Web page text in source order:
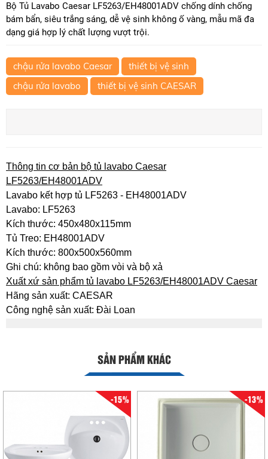
Bộ Tủ Lavabo Caesar LF5263/EH48001ADV chống dính chống
bám bẩn, siêu trắng sáng, dễ vệ sinh không ố vàng, mẫu mã đa
dạng giá hợp lý chất lượng vượt trội.
chậu rửa lavabo Caesar
thiết bị vệ sinh
chậu rửa lavabo
thiết bị vệ sinh CAESAR
Thông tin cơ bản bộ tủ lavabo Caesar
LF5263/EH48001ADV
Lavabo kết hợp tủ LF5263 - EH48001ADV
Lavabo: LF5263
Kích thước: 450x480x115mm
Tủ Treo: EH48001ADV
Kích thước: 800x500x560mm
Ghi chú: không bao gồm vòi và bộ xả
Xuất xứ sản phẩm tủ lavabo LF5263/EH48001ADV Caesar
Hãng sản xuất: CAESAR
Công nghệ sản xuất: Đài Loan
SẢN PHẨM KHÁC
-15% -13%